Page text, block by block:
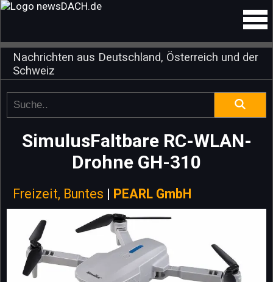
Nachrichten aus Deutschland, Österreich und der
Schweiz
SimulusFaltbare RC-WLAN-
Drohne GH-310
Freizeit, Buntes | PEARL GmbH